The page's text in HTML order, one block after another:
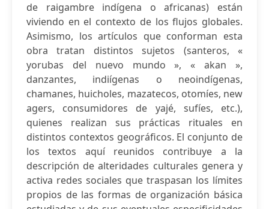
de raigambre indígena o africanas) están
viviendo en el contexto de los flujos globales.
Asimismo, los artículos que conforman esta
obra tratan distintos sujetos (santeros, «
yorubas del nuevo mundo », « akan »,
danzantes, indiígenas o neoindígenas,
chamanes, huicholes, mazatecos, otomíes, new
agers, consumidores de yajé, sufíes, etc.),
quienes realizan sus prácticas rituales en
distintos contextos geográficos. El conjunto de
los textos aquí reunidos contribuye a la
descripción de alteridades culturales genera y
activa redes sociales que traspasan los límites
propios de las formas de organización básica